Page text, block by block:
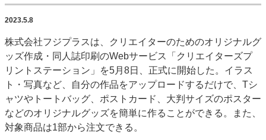
新商品
SDGs・地域
ポストプレス
市場・統計
人事・移転・異動・訃報
特集記事カテゴリー一覧
2022 見える化・MIS特集
特集・デジタル印刷 アイデアで勝負！ ～多様なビジネス・多彩な商材～
JAPAN PACK 2023 特集
中古印刷機・製本機特集
2023.5.8
株式会社フジプラスは、クリエイターのためのオリジナルグ
ッズ作成・同人誌印刷のWebサービス「クリエイターズプ
リントステーション」を5月8日、正式に開始した。イラス
ト・写真など、自分の作品をアップロードするだけで、Tシ
ャツやトートバッグ、ポストカード、大判サイズのポスター
などのオリジナルグッズを簡単に作ることができる。また、
対象商品は1部から注文できる。